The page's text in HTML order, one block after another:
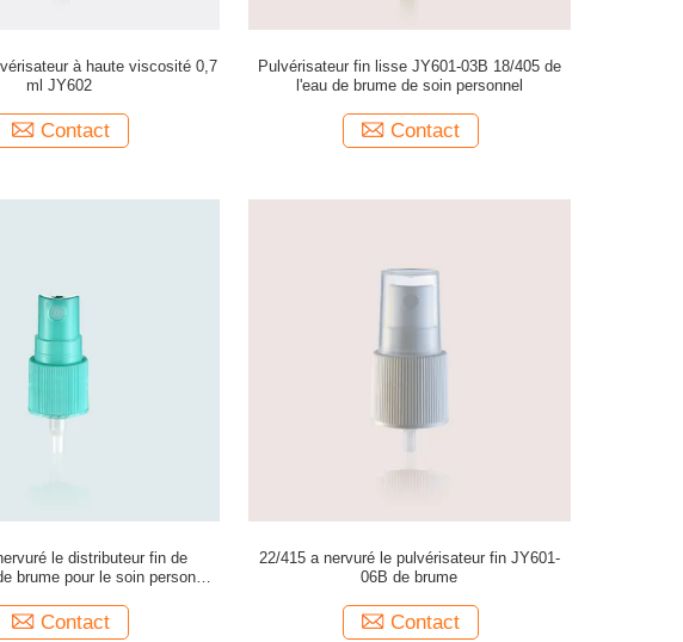
à haute viscosité 0,7
ml JY602
Contact
Pulvérisateur fin lisse JY601-03B 18/405 de
l'eau de brume de soin personnel
Contact
le distributeur fin de
brume pour le soin personnel
Contact
22/415 a nervuré le pulvérisateur fin JY601-
06B de brume
Contact